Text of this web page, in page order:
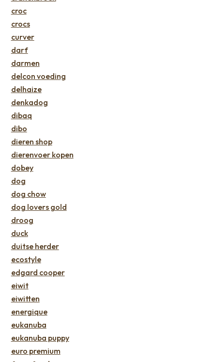
croc
crocs
curver
darf
darmen
delcon voeding
delhaize
denkadog
dibaq
dibo
dieren shop
dierenvoer kopen
dobey
dog
dog chow
dog lovers gold
droog
duck
duitse herder
ecostyle
edgard cooper
eiwit
eiwitten
energique
eukanuba
eukanuba puppy
euro premium